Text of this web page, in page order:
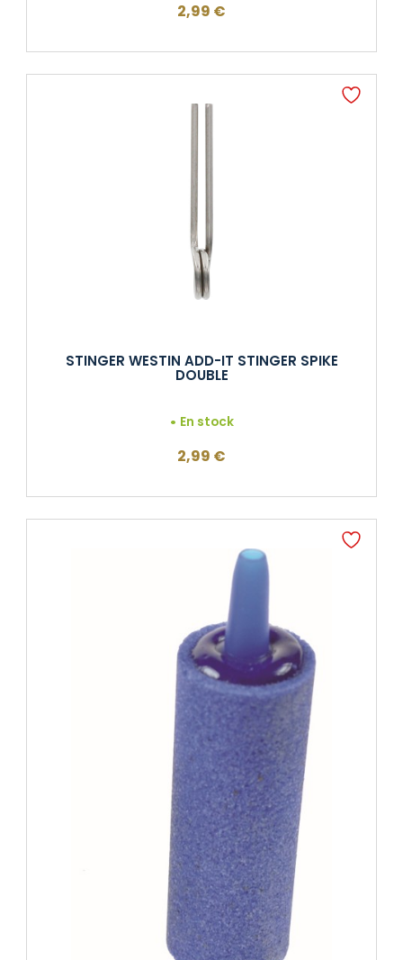
2,99 €
STINGER WESTIN ADD-IT STINGER SPIKE
DOUBLE
En stock
2,99 €